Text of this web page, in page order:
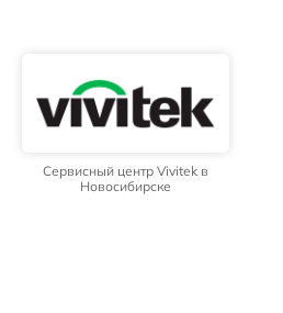
Сервисный центр Vivitek в
Новосибирске